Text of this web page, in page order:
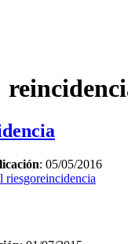
: 05/05/2016
riesgoreincidencia